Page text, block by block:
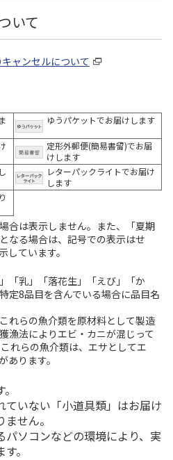
いて
ャンセルについて
ゆうパケットでお届けします
定形外郵便(簡易書留)でお届
けします
レターパックライトでお届け
します
合は表示しません。また、「夏期
なる場合は、記号での表示はせ
しています。
「乳」「落花生」「えび」「か
定8品目を含んでいる場合に品目名
れらの魚介類を原材料として製造
漁法によりエビ・カニが混じって
れらの魚介類は、エサとしてエ
あります。
ていない「小道具類」はお届け
せん。
パソコンなどの環境により、実
。